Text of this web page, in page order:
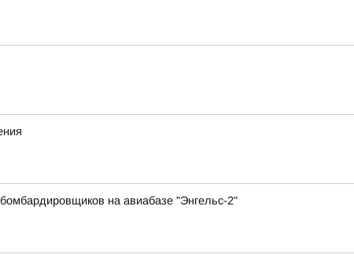
на авиабазе "Энгельс-2"